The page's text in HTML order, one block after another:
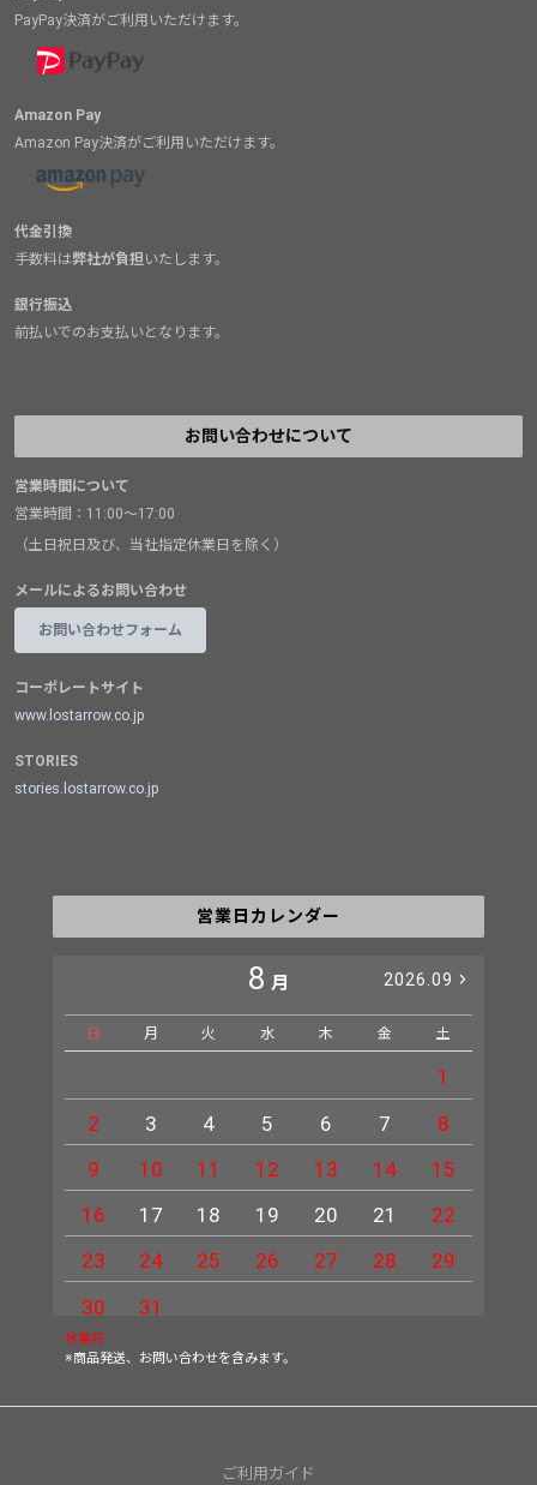
PayPay決済がご利用いただけます。
Amazon Pay
Amazon Pay決済がご利用いただけます。
代金引換
手数料は弊社が負担 いたします。
銀行振込
前払いでのお支払いとなります。
お問い合わせについて
営業時間について
営業時間：11:00～17:00
（土日祝日及び、当社指定休業日を除く）
メールによるお問い合わせ
お問い合わせフォーム
コーポレートサイト
www.lostarrow.co.jp
STORIES
stories.lostarrow.co.jp
営業日カレンダー
8 月 2026.09
日 月 火 水 木 金 土
1
2
3 4 5 6 7
8
9
10 11 12 13 14
15
16
17 18 19 20 21
22
23
24 25 26 27 28
29
30
31
休業日
※商品発送、お問い合わせを含みます。
ご利用ガイド